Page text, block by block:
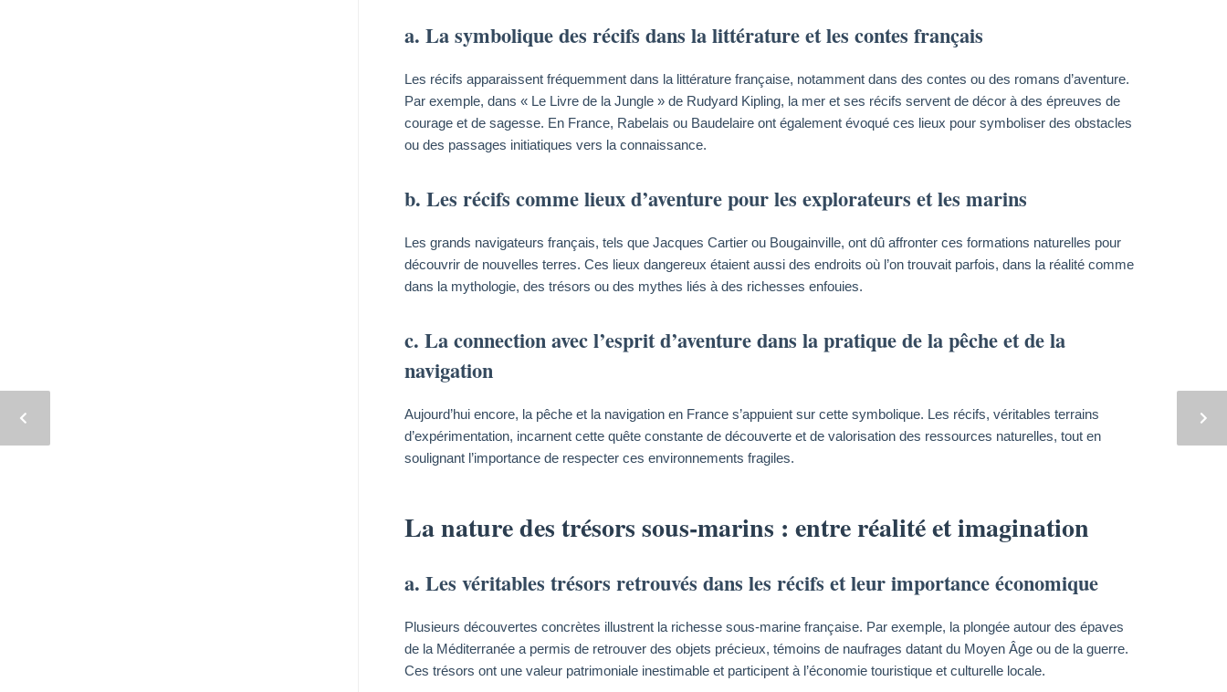
a. La symbolique des récifs dans la littérature et les contes français
Les récifs apparaissent fréquemment dans la littérature française, notamment dans des contes ou des romans d’aventure.
Par exemple, dans « Le Livre de la Jungle » de Rudyard Kipling, la mer et ses récifs servent de décor à des épreuves de
courage et de sagesse. En France, Rabelais ou Baudelaire ont également évoqué ces lieux pour symboliser des obstacles
ou des passages initiatiques vers la connaissance.
b. Les récifs comme lieux d’aventure pour les explorateurs et les marins
Les grands navigateurs français, tels que Jacques Cartier ou Bougainville, ont dû affronter ces formations naturelles pour
découvrir de nouvelles terres. Ces lieux dangereux étaient aussi des endroits où l’on trouvait parfois, dans la réalité comme
dans la mythologie, des trésors ou des mythes liés à des richesses enfouies.
c. La connection avec l’esprit d’aventure dans la pratique de la pêche et de la
navigation
Aujourd’hui encore, la pêche et la navigation en France s’appuient sur cette symbolique. Les récifs, véritables terrains
d’expérimentation, incarnent cette quête constante de découverte et de valorisation des ressources naturelles, tout en
soulignant l’importance de respecter ces environnements fragiles.
La nature des trésors sous-marins : entre réalité et imagination
a. Les véritables trésors retrouvés dans les récifs et leur importance économique
Plusieurs découvertes concrètes illustrent la richesse sous-marine française. Par exemple, la plongée autour des épaves
de la Méditerranée a permis de retrouver des objets précieux, témoins de naufrages datant du Moyen Âge ou de la guerre.
Ces trésors ont une valeur patrimoniale inestimable et participent à l’économie touristique et culturelle locale.